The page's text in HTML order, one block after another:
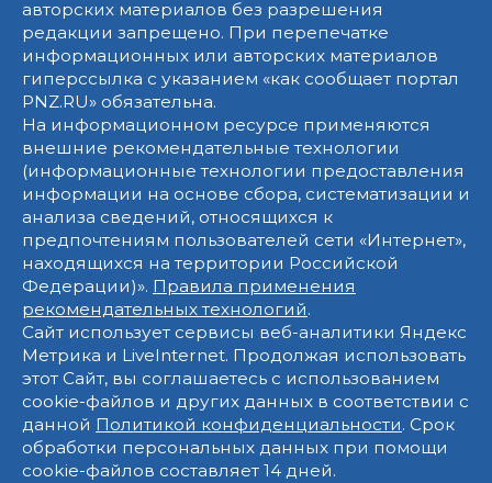
авторских материалов без разрешения
редакции запрещено. При перепечатке
информационных или авторских материалов
гиперссылка с указанием «как сообщает портал
PNZ.RU» обязательна.
На информационном ресурсе применяются
внешние рекомендательные технологии
(информационные технологии предоставления
информации на основе сбора, систематизации и
анализа сведений, относящихся к
предпочтениям пользователей сети «Интернет»,
находящихся на территории Российской
Федерации)». Правила применения
рекомендательных технологий.
Сайт использует сервисы веб-аналитики Яндекс
Метрика и LiveInternet. Продолжая использовать
этот Сайт, вы соглашаетесь с использованием
cookie-файлов и других данных в соответствии с
данной Политикой конфиденциальности. Срок
обработки персональных данных при помощи
cookie-файлов составляет 14 дней.